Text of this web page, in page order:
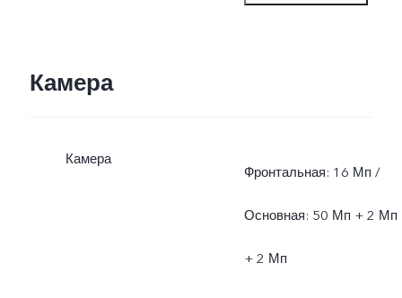
Камера
Камера
Фронтальная: 16 Мп /
Основная: 50 Мп + 2 Мп
+ 2 Мп